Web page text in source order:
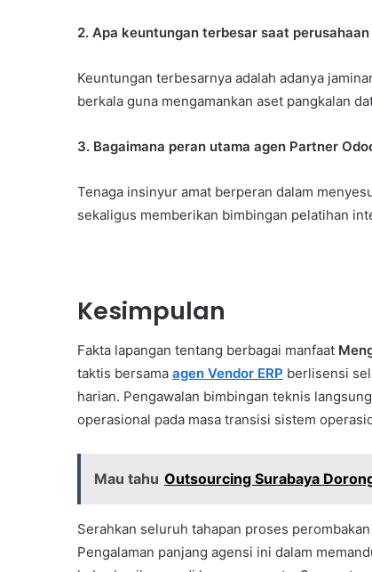
2. Apa keuntungan terbesar saat
Keuntungan terbesarnya adalah adanya
berkala guna mengamankan aset pangkalan
3. Bagaimana peran utama agen Partner
Tenaga insinyur amat berperan dalam
sekaligus memberikan bimbingan pelatihan
Kesimpulan
Fakta lapangan tentang berbagai manfaat
taktis bersama agen Vendor ERP berlisensi
harian. Pengawalan bimbingan teknis
operasional pada masa transisi sistem
Mau tahu Outsourcing Surabaya
Serahkan seluruh tahapan proses
Pengalaman panjang agensi ini dalam